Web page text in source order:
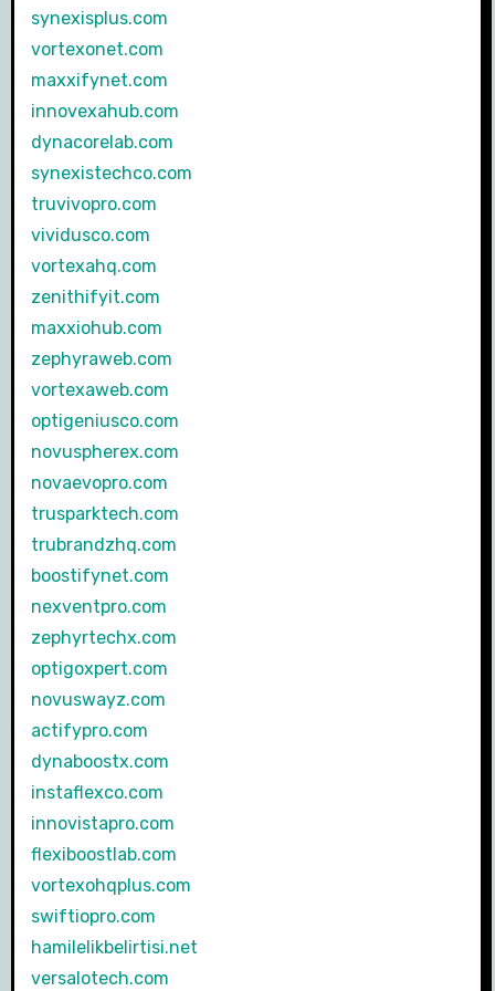
synexisplus.com
vortexonet.com
maxxifynet.com
innovexahub.com
dynacorelab.com
synexistechco.com
truvivopro.com
vividusco.com
vortexahq.com
zenithifyit.com
maxxiohub.com
zephyraweb.com
vortexaweb.com
optigeniusco.com
novuspherex.com
novaevopro.com
trusparktech.com
trubrandzhq.com
boostifynet.com
nexventpro.com
zephyrtechx.com
optigoxpert.com
novuswayz.com
actifypro.com
dynaboostx.com
instaflexco.com
innovistapro.com
flexiboostlab.com
vortexohqplus.com
swiftiopro.com
hamilelikbelirtisi.net
versalotech.com